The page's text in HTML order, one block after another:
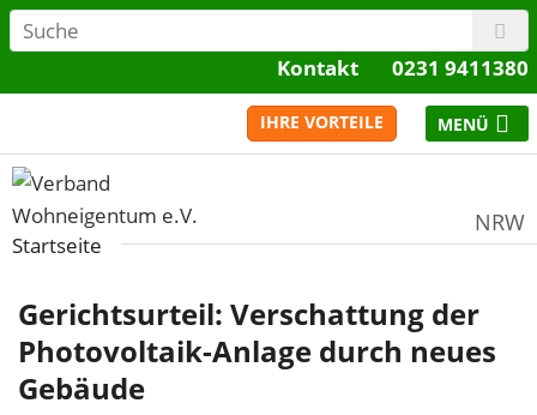
Kontakt 0231 9411380
IHRE VORTEILE
NRW
Startseite
Gerichtsurteil: Verschattung der
Photovoltaik-Anlage durch neues
Gebäude